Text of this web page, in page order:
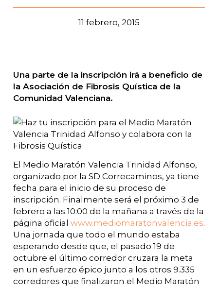
11 febrero, 2015
Una parte de la inscripción irá a beneficio de
la Asociación de Fibrosis Quística de la
Comunidad Valenciana.
El Medio Maratón Valencia Trinidad Alfonso,
organizado por la SD Correcaminos, ya tiene
fecha para el inicio de su proceso de
inscripción. Finalmente será el próximo 3 de
febrero a las 10:00 de la mañana a través de la
página oficial www.mediomaratonvalencia.es.
Una jornada que todo el mundo estaba
esperando desde que, el pasado 19 de
octubre el último corredor cruzara la meta
en un esfuerzo épico junto a los otros 9.335
corredores que finalizaron el Medio Maratón